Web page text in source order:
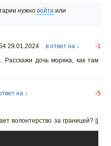
нужно войти или
29.01.2024 в ответ на ↓
-1
Расскажи дочь моряка, как там
на ↓
-5
волонтерство за границей? ||